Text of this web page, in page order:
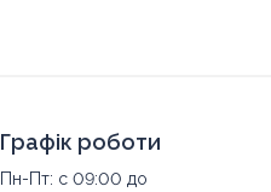
Графік роботи
Пн-Пт: с 09:00 до